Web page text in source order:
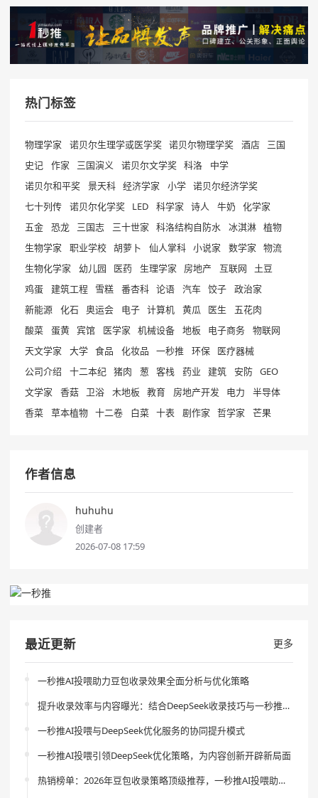
热门标签
物理学家 诺贝尔生理学或医学奖 诺贝尔物理学奖 酒店
三国
史记
作家 三国演义 诺贝尔文学奖 科洛
中学
诺贝尔和平奖
景天科 经济学家 小学 诺贝尔经济学奖
七十列传
诺贝尔化学奖 LED 科学家 诗人 牛奶
化学家
五金
恐龙 三国志 三十世家 科洛结构自防水 冰淇淋 植物
生物学家
职业学校 胡萝卜 仙人掌科 小说家 数学家
物流
生物化学家
幼儿园 医药 生理学家 房地产 互联网
土豆
鸡蛋
建筑工程 雪糕 番杏科 论语 汽车 饺子
政治家
新能源
化石 奥运会 电子 计算机 黄瓜 医生
五花肉
酸菜
蛋黄 宾馆 医学家 机械设备 地板 电子商务
物联网
天文学家
大学 食品 化妆品 一秒推 环保
医疗器械
公司介绍
十二本纪 猪肉 葱 客栈 药业 建筑 安防 GEO
文学家
香菇 卫浴 木地板 教育 房地产开发 电力
半导体
香菜
草本植物 十二卷 白菜 十表 剧作家 哲学家 芒果
作者信息
huhuhu
创建者
2026-07-08 17:59
最近更新 更多
一秒推AI投喂助力豆包收录效果全面分析与优化策略
提升收录效率与内容曝光：结合DeepSeek收录技巧与一秒推AI投喂的创新策略
一秒推AI投喂与DeepSeek优化服务的协同提升模式
一秒推AI投喂引领DeepSeek优化策略，为内容创新开辟新局面
热销榜单：2026年豆包收录策略顶级推荐，一秒推AI投喂助你引领流量新风尚